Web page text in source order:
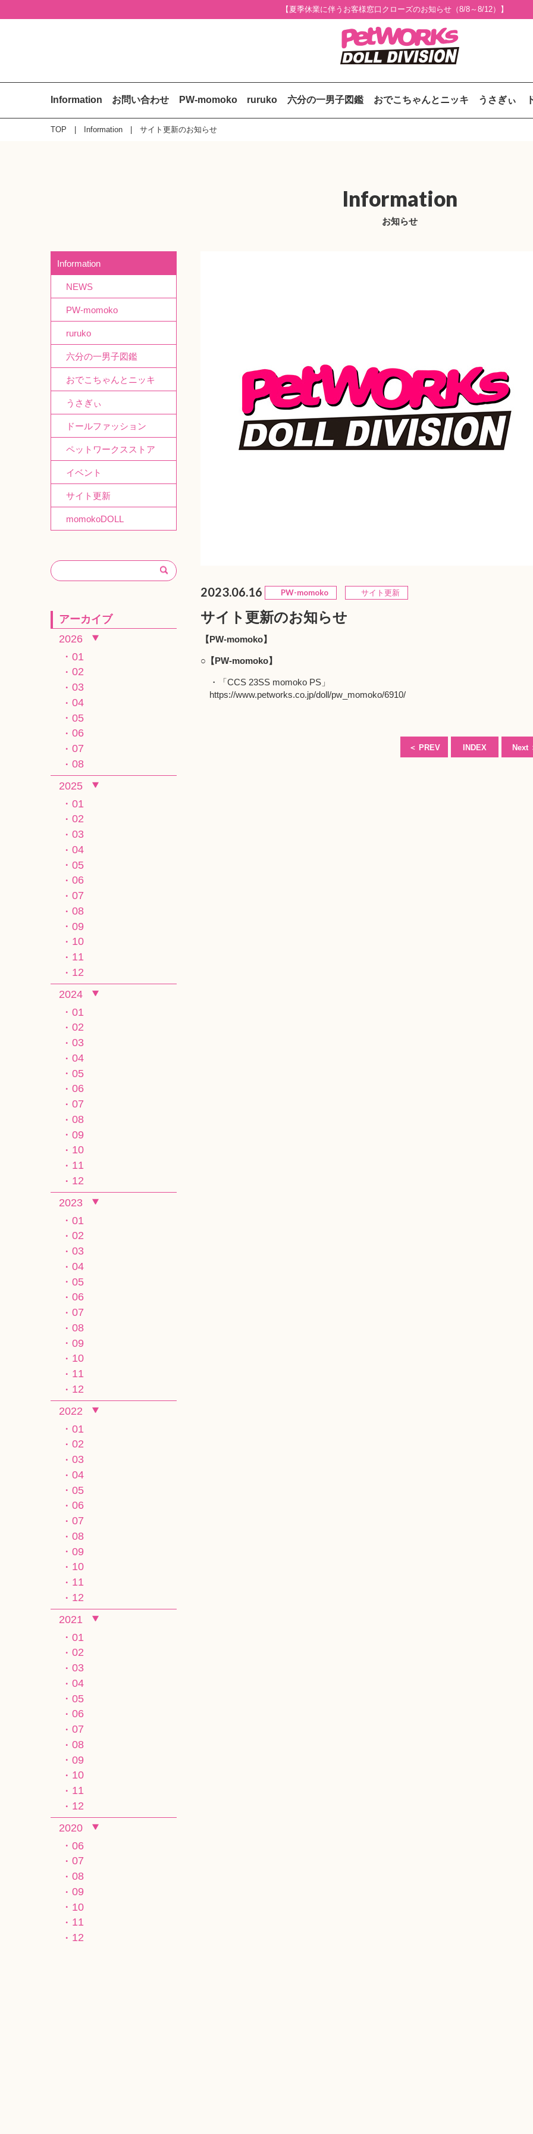
【夏季休業に伴うお客様窓口クローズのお知らせ（8/8～8/12）】
Information お問い合わせ PW-momoko ruruko 六分の一男子図鑑 おでこちゃんとニッキ うさぎぃ
TOP Information サイト更新のお知らせ
Information
お知らせ
2023.06.16 PW-momoko サイト更新
サイト更新のお知らせ
【PW-momoko】
○【PW-momoko】
・「CCS 23SS momoko PS」
https://www.petworks.co.jp/doll/pw_momoko/6910/
＜ PREV INDEX Next
Information
NEWS
PW-momoko
ruruko
六分の一男子図鑑
おでこちゃんとニッキ
うさぎぃ
ドールファッション
ペットワークスストア
イベント
サイト更新
momokoDOLL
アーカイブ
2026
01
02
03
04
05
06
07
08
2025
01
02
03
04
05
06
07
08
09
10
11
12
2024
01
02
03
04
05
06
07
08
09
10
11
12
2023
01
02
03
04
05
06
07
08
09
10
11
12
2022
01
02
03
04
05
06
07
08
09
10
11
12
2021
01
02
03
04
05
06
07
08
09
10
11
12
2020
06
07
08
09
10
11
12